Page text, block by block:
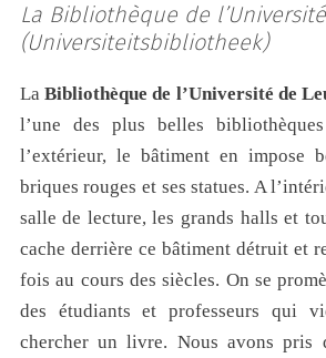
La Bibliothèque de l’Université
(Universiteitsbibliotheek)
LaBibliothèque de l’Université de
l’une des plus belles
l’extérieur, le bâtiment en impose
briques rouges et ses statues. A
salle de lecture, les grands halls et
cache derrière ce bâtiment détruit et
fois au cours des siècles. On se
des étudiants et professeurs qui
chercher un livre. Nous avons pris